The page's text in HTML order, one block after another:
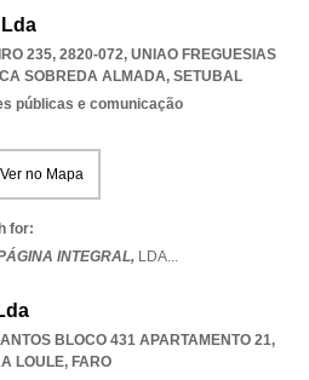
235, 2820-072, UNIAO FREGUESIAS
SOBREDA ALMADA, SETUBAL
públicas e comunicação
Ver no Mapa
for:
INTEGRAL, LDA...
BLOCO 431 APARTAMENTO 21,
LOULE, FARO